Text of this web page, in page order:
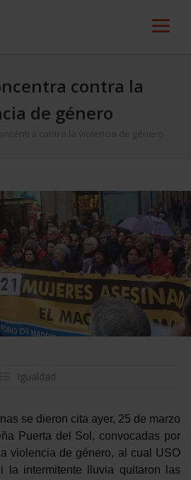
contra la
de género
contra la violencia de género
Igualdad
se dieron cita ayer, 25 de marzo
Puerta del Sol, convocadas por
violencia de género, al cual USO
la intermitente lluvia quitaron las